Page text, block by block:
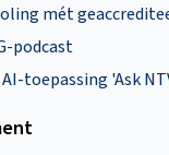
mét
podcast
toepassing 'Ask